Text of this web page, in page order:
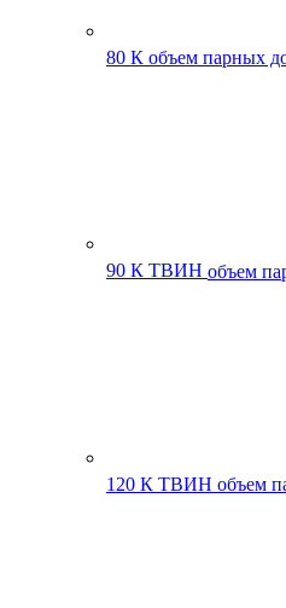
80 К объем парных
90 К ТВИН объем
120 К ТВИН объем